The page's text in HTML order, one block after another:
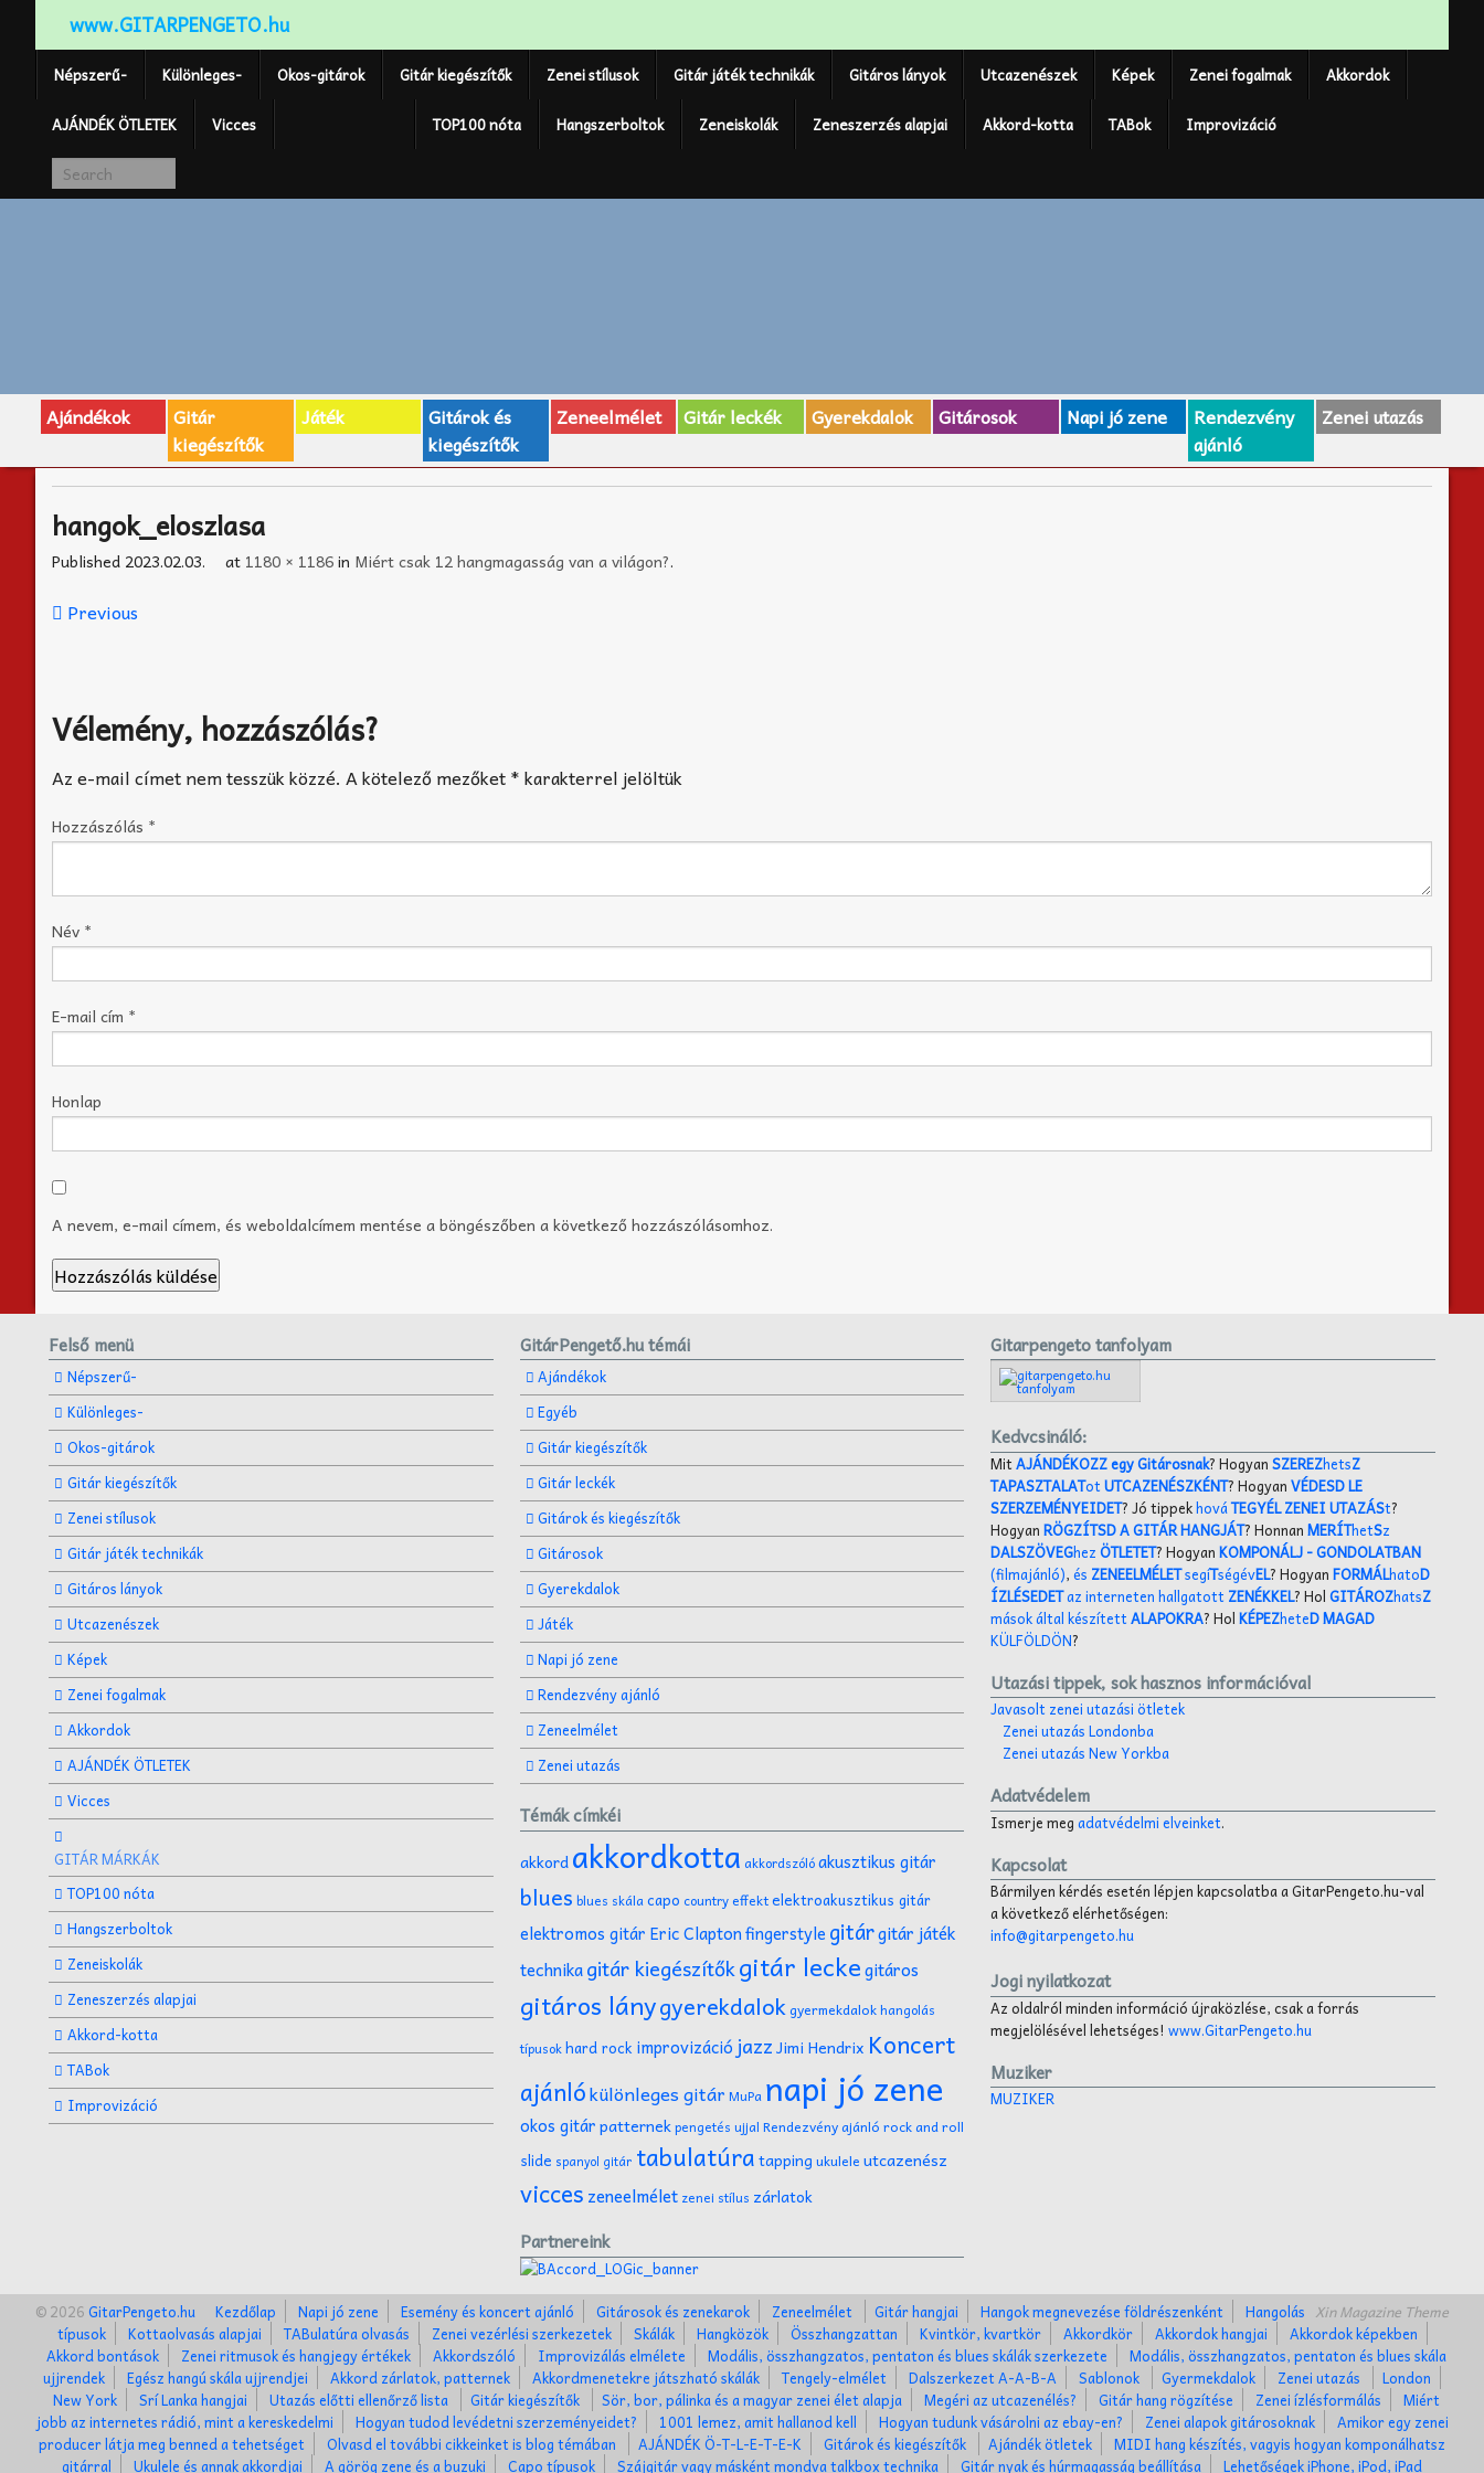
www.GITARPENGETO.hu
Népszerű- Különleges- Okos-gitárok Gitár kiegészítők Zenei stílusok Gitár játék technikák Gitáros lányok Utcazenészek Képek Zenei fogalmak Akkordok
AJÁNDÉK ÖTLETEK Vicces TOP100 nóta Hangszerboltok Zeneiskolák Zeneszerzés alapjai Akkord-kotta TABok Improvizáció
Ajándékok
Gitár
kiegészítők
Játék
Gitárok és
kiegészítők
Zeneelmélet Gitár leckék Gyerekdalok Gitárosok Napi jó zene
Rendezvény
ajánló
Zenei utazás
hangok_eloszlasa
Published 2023.02.03. at 1180 × 1186in Miért csak 12 hangmagasság van a világon?.
Previous
Vélemény, hozzászólás?
Az e-mail címet nem tesszük közzé. A kötelező mezőket*karakterrel jelöltük
Hozzászólás *
Név *
E-mail cím *
Honlap
A nevem, e-mail címem, és weboldalcímem mentése a böngészőben a következő hozzászólásomhoz.
Felső menü
Népszerű-
Különleges-
Okos-gitárok
Gitár kiegészítők
Zenei stílusok
Gitár játék technikák
Gitáros lányok
Utcazenészek
Képek
Zenei fogalmak
Akkordok
AJÁNDÉK ÖTLETEK
Vicces
GITÁR MÁRKÁK
TOP100 nóta
Hangszerboltok
Zeneiskolák
Zeneszerzés alapjai
Akkord-kotta
TABok
Improvizáció
GitárPengető.hu témái
Ajándékok
Egyéb
Gitár kiegészítők
Gitár leckék
Gitárok és kiegészítők
Gitárosok
Gyerekdalok
Játék
Napi jó zene
Rendezvény ajánló
Zeneelmélet
Zenei utazás
Témák címkéi
akkordakkordkotta akkordszólóakusztikus gitár
blues blues skálacapo country effektelektroakusztikus gitár
elektromos gitár Eric Claptonfingerstyle gitárgitár játék
technikagitár kiegészítőkgitár leckegitáros
gitáros lánygyerekdalokgyermekdalokhangolás
típusokhard rock improvizáció jazzJimi Hendrix Koncert
ajánlókülönleges gitár MuPa napi jó zene
okos gitárpatternekpengetés ujjal Rendezvény ajánló rock and roll
slide spanyol gitár tabulatúratapping ukulele utcazenész
vicces zeneelmélet zenei stílus zárlatok
Partnereink
Gitarpengeto tanfolyam
Kedvcsináló:
MitAJÁNDÉKOZZ egy Gitárosnak? HogyanSZEREZhetsZ
TAPASZTALATotUTCAZENÉSZKÉNT? HogyanVÉDESD LE
SZERZEMÉNYEIDET? Jó tippekhováTEGYÉL ZENEI UTAZÁSt?
HogyanRÖGZÍTSD A GITÁR HANGJÁT? HonnanMERÍThetSz
DALSZÖVEGhezÖTLETET? HogyanKOMPONÁLJ- GONDOLATBAN
(filmajánló),és ZENEELMÉLETsegíTségévEL? HogyanFORMÁLhatoD
ÍZLÉSEDETaz interneten hallgatott ZENÉKKEL? HolGITÁROZhatsZ
mások által készítettALAPOKRA? HolKÉPEZheteD MAGAD
KÜLFÖLDÖN?
Utazási tippek, sok hasznos információval
Javasolt zenei utazási ötletek
Zenei utazás Londonba
Zenei utazás New Yorkba
Adatvédelem
Ismerje megadatvédelmi elveinket.
Kapcsolat
Bármilyen kérdés esetén lépjen kapcsolatba a GitarPengeto.hu-val
a következő elérhetőségen:
info@gitarpengeto.hu
Jogi nyilatkozat
Az oldalról minden információ újraközlése, csak a forrás
megjelölésével lehetséges!www.GitarPengeto.hu
Muziker
MUZIKER
© 2026GitarPengeto.hu Xin Magazine Theme
Kezdőlap Napi jó zene Esemény és koncert ajánló Gitárosok és zenekarok Zeneelmélet Gitár hangjai Hangok megnevezése földrészenként
Hangolás
típusok
Kottaolvasás alapjai TABulatúra olvasás Zenei vezérlési szerkezetek Skálák Hangközök Összhangzattan Kvintkör, kvartkör Akkordkör Akkordok hangjai
Akkordok képekben
Akkord bontások
Zenei ritmusok és hangjegy értékek Akkordszóló Improvizálás elmélete Modális, összhangzatos, pentaton és blues skálák szerkezete
Modális, összhangzatos, pentaton és blues skála
ujjrendek
Egész hangú skála ujjrendjei Akkord zárlatok, patternek Akkordmenetekre játszható skálák Tengely-elmélet Dalszerkezet A-A-B-A Sablonok Gyermekdalok Zenei utazás
London
New York
Srí Lanka hangjai Utazás előtti ellenőrző lista Gitár kiegészítők Sör, bor, pálinka és a magyar zenei élet alapja Megéri az utcazenélés? Gitár hang rögzítése Zenei ízlésformálás
Miért
jobb az internetes rádió, mint a kereskedelmi
Hogyan tudod levédetni szerzeményeidet? 1001 lemez, amit hallanod kell Hogyan tudunk vásárolni az ebay-en? Zenei alapok gitárosoknak
Amikor egy zenei
producer látja meg benned a tehetséget
Olvasd el további cikkeinket is blog témában AJÁNDÉK Ö-T-L-E-T-E-K Gitárok és kiegészítők Ajándék ötletek
MIDI hang készítés, vagyis hogyan komponálhatsz
gitárral
Ukulele és annak akkordjai A görög zene és a buzuki Capo típusok Szájgitár vagy másként mondva talkbox technika Gitár nyak és húrmagasság beállítása Lehetőségek iPhone, iPod, iPad